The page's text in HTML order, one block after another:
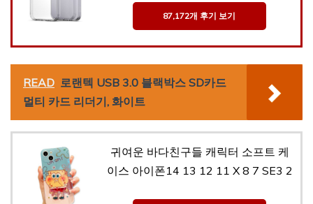
87,172개 후기 보기
READ 로랜텍 USB 3.0 블랙박스 SD카드
멀티 카드 리더기, 화이트
귀여운 바다친구들 캐릭터 소프트 케
이스 아이폰14 13 12 11 X 8 7 SE3 2